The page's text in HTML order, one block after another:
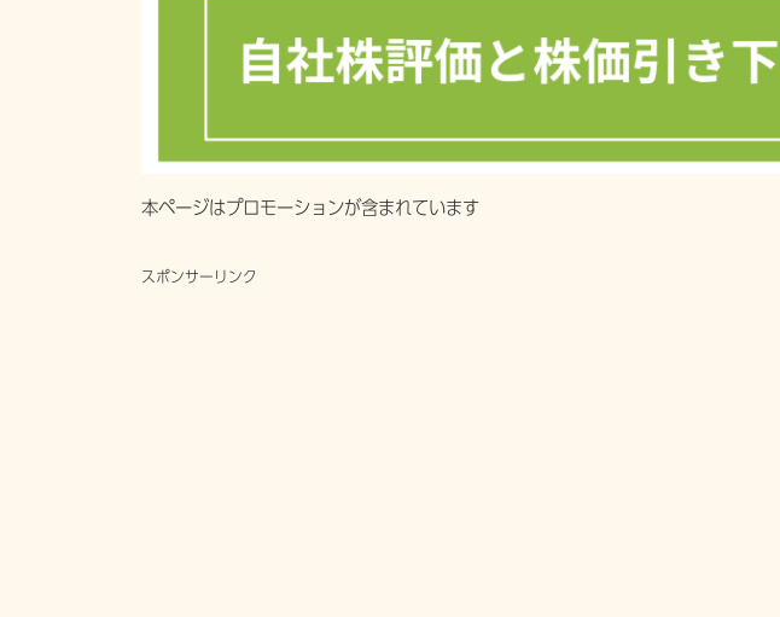
本ページはプロモーションが含まれています
スポンサーリンク